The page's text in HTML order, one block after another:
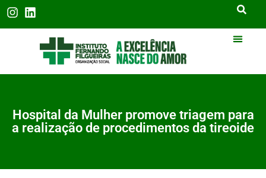
Hospital da Mulher promove triagem para
a realização de procedimentos da tireoide